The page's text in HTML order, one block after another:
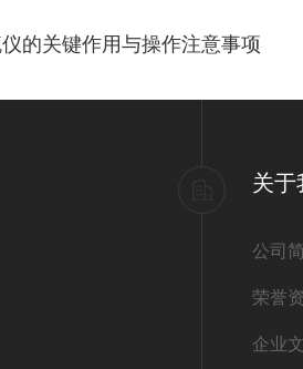
的关键作用与操作注意事项
关于
公司
荣誉
企业